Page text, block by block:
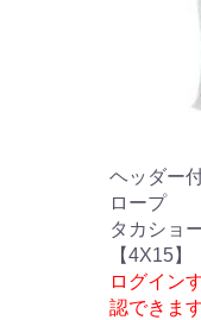
ヘッダー
ロープ
タカショ
【4X15】
ログイン
認できま